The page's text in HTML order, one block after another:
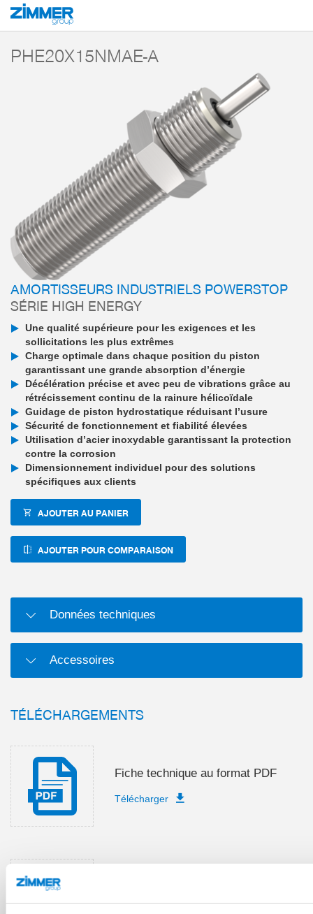
Démarrage Produits
PHE20X15NMAE-A
AMORTISSEURS INDUSTRIELS POWERSTOP
SÉRIE HIGH ENERGY
Une qualité supérieure pour les exigences et les
sollicitations les plus extrêmes
Charge optimale dans chaque position du piston
garantissant une grande absorption d’énergie
Décélération précise et avec peu de vibrations grâce au
rétrécissement continu de la rainure hélicoïdale
Guidage de piston hydrostatique réduisant l’usure
Sécurité de fonctionnement et fiabilité élevées
Utilisation d’acier inoxydable garantissant la protection
contre la corrosion
Dimensionnement individuel pour des solutions
spécifiques aux clients
AJOUTER AU PANIER
AJOUTER POUR COMPARAISON
Données techniques
Accessoires
TÉLÉCHARGEMENTS
Fiche technique au format PDF
Télécharger